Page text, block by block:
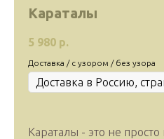
Караталы
5 980 р.
Доставка / с узором / без узора
Караталы - это не просто